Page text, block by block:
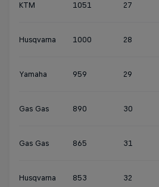
KTM 1051 27
Husqvarna 1000 28
Yamaha 959 29
Gas Gas 890 30
Gas Gas 865 31
Husqvarna 853 32